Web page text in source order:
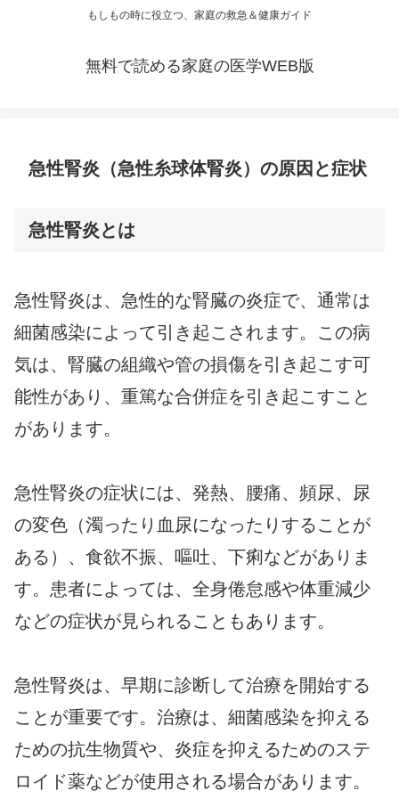
もしもの時に役立つ、家庭の救急＆健康ガイド
無料で読める家庭の医学WEB版
急性腎炎（急性糸球体腎炎）の原因と症状
急性腎炎とは
急性腎炎は、急性的な腎臓の炎症で、通常は
細菌感染によって引き起こされます。この病
気は、腎臓の組織や管の損傷を引き起こす可
能性があり、重篤な合併症を引き起こすこと
があります。
急性腎炎の症状には、発熱、腰痛、頻尿、尿
の変色（濁ったり血尿になったりすることが
ある）、食欲不振、嘔吐、下痢などがありま
す。患者によっては、全身倦怠感や体重減少
などの症状が見られることもあります。
急性腎炎は、早期に診断して治療を開始する
ことが重要です。治療は、細菌感染を抑える
ための抗生物質や、炎症を抑えるためのステ
ロイド薬などが使用される場合があります。